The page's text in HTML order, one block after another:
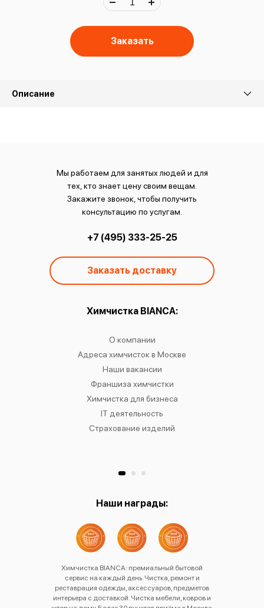
Заказать
Описание
Мы работаем для занятых людей и для
тех, кто знает цену своим вещам.
Закажите звонок, чтобы получить
консультацию по услугам.
+7 (495) 333-25-25
Заказать доставку
Химчистка BIANCA:
О компании
Адреса химчисток в Москве
Наши вакансии
Франшиза химчистки
Химчистка для бизнеса
IT деятельность
Страхование изделий
Наши награды:
Химчистка BIANCA: премиальный бытовой
сервис на каждый день. Чистка, ремонт и
реставрация одежды, аксессуаров, предметов
интерьера с доставкой. Чистка мебели, ковров и